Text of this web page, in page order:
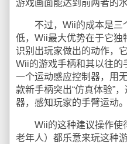
游戏画面能达到前两者的水
不过，Wii的成本是三
低，Wii最大优势在于它独
识别出玩家做出的动作，
Wii的游戏手柄和其以往的
一个运动感应控制器，用
款新手柄突出“仿真体验”
器，感知玩家的手臂运动。
Wii的这种建议操作使
老年人）都乐意来玩这种